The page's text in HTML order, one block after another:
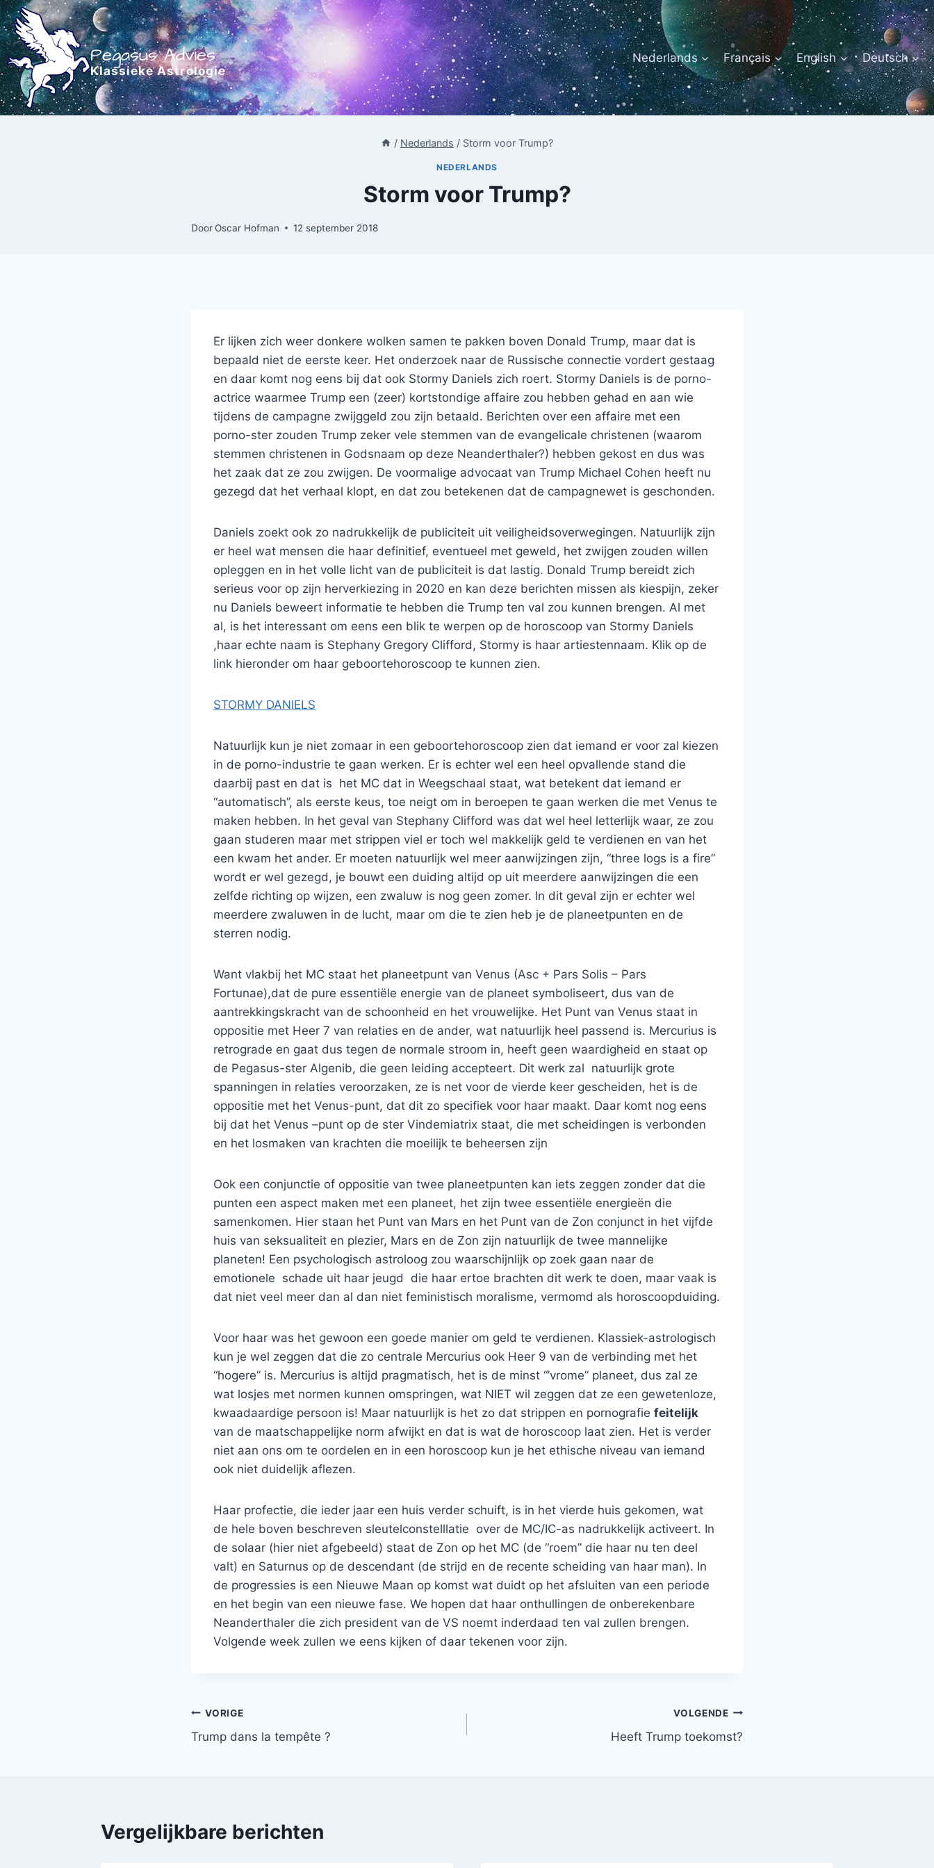
Doorgaan
naar
inhoud
Pegasus Advies
Klassieke Astrologie
Nederlands Français English Deutsch
/ Nederlands / Storm voor Trump?
NEDERLANDS
Storm voor Trump?
DoorOscar Hofman 12 september 2018
Er lijken zich weer donkere wolken samen te pakken boven Donald Trump, maar dat is
bepaald niet de eerste keer. Het onderzoek naar de Russische connectie vordert gestaag
en daar komt nog eens bij dat ook Stormy Daniels zich roert. Stormy Daniels is de porno-
actrice waarmee Trump een (zeer) kortstondige affaire zou hebben gehad en aan wie
tijdens de campagne zwijggeld zou zijn betaald. Berichten over een affaire met een
porno-ster zouden Trump zeker vele stemmen van de evangelicale christenen (waarom
stemmen christenen in Godsnaam op deze Neanderthaler?) hebben gekost en dus was
het zaak dat ze zou zwijgen. De voormalige advocaat van Trump Michael Cohen heeft nu
gezegd dat het verhaal klopt, en dat zou betekenen dat de campagnewet is geschonden.
Daniels zoekt ook zo nadrukkelijk de publiciteit uit veiligheidsoverwegingen. Natuurlijk zijn
er heel wat mensen die haar definitief, eventueel met geweld, het zwijgen zouden willen
opleggen en in het volle licht van de publiciteit is dat lastig. Donald Trump bereidt zich
serieus voor op zijn herverkiezing in 2020 en kan deze berichten missen als kiespijn, zeker
nu Daniels beweert informatie te hebben die Trump ten val zou kunnen brengen. Al met
al, is het interessant om eens een blik te werpen op de horoscoop van Stormy Daniels
,haar echte naam is Stephany Gregory Clifford, Stormy is haar artiestennaam. Klik op de
link hieronder om haar geboortehoroscoop te kunnen zien.
STORMY DANIELS
Natuurlijk kun je niet zomaar in een geboortehoroscoop zien dat iemand er voor zal kiezen
in de porno-industrie te gaan werken. Er is echter wel een heel opvallende stand die
daarbij past en dat is het MC dat in Weegschaal staat, wat betekent dat iemand er
“automatisch’’, als eerste keus, toe neigt om in beroepen te gaan werken die met Venus te
maken hebben. In het geval van Stephany Clifford was dat wel heel letterlijk waar, ze zou
gaan studeren maar met strippen viel er toch wel makkelijk geld te verdienen en van het
een kwam het ander. Er moeten natuurlijk wel meer aanwijzingen zijn, “three logs is a fire”
wordt er wel gezegd, je bouwt een duiding altijd op uit meerdere aanwijzingen die een
zelfde richting op wijzen, een zwaluw is nog geen zomer. In dit geval zijn er echter wel
meerdere zwaluwen in de lucht, maar om die te zien heb je de planeetpunten en de
sterren nodig.
Want vlakbij het MC staat het planeetpunt van Venus (Asc + Pars Solis – Pars
Fortunae),dat de pure essentiële energie van de planeet symboliseert, dus van de
aantrekkingskracht van de schoonheid en het vrouwelijke. Het Punt van Venus staat in
oppositie met Heer 7 van relaties en de ander, wat natuurlijk heel passend is. Mercurius is
retrograde en gaat dus tegen de normale stroom in, heeft geen waardigheid en staat op
de Pegasus-ster Algenib, die geen leiding accepteert. Dit werk zal natuurlijk grote
spanningen in relaties veroorzaken, ze is net voor de vierde keer gescheiden, het is de
oppositie met het Venus-punt, dat dit zo specifiek voor haar maakt. Daar komt nog eens
bij dat het Venus –punt op de ster Vindemiatrix staat, die met scheidingen is verbonden
en het losmaken van krachten die moeilijk te beheersen zijn
Ook een conjunctie of oppositie van twee planeetpunten kan iets zeggen zonder dat die
punten een aspect maken met een planeet, het zijn twee essentiële energieën die
samenkomen. Hier staan het Punt van Mars en het Punt van de Zon conjunct in het vijfde
huis van seksualiteit en plezier, Mars en de Zon zijn natuurlijk de twee mannelijke
planeten! Een psychologisch astroloog zou waarschijnlijk op zoek gaan naar de
emotionele schade uit haar jeugd die haar ertoe brachten dit werk te doen, maar vaak is
dat niet veel meer dan al dan niet feministisch moralisme, vermomd als horoscoopduiding.
Voor haar was het gewoon een goede manier om geld te verdienen. Klassiek-astrologisch
kun je wel zeggen dat die zo centrale Mercurius ook Heer 9 van de verbinding met het
“hogere” is. Mercurius is altijd pragmatisch, het is de minst “’vrome” planeet, dus zal ze
wat losjes met normen kunnen omspringen, wat NIET wil zeggen dat ze een gewetenloze,
kwaadaardige persoon is! Maar natuurlijk is het zo dat strippen en pornografie feitelijk
van de maatschappelijke norm afwijkt en dat is wat de horoscoop laat zien. Het is verder
niet aan ons om te oordelen en in een horoscoop kun je het ethische niveau van iemand
ook niet duidelijk aflezen.
Haar profectie, die ieder jaar een huis verder schuift, is in het vierde huis gekomen, wat
de hele boven beschreven sleutelconstelllatie over de MC/IC-as nadrukkelijk activeert. In
de solaar (hier niet afgebeeld) staat de Zon op het MC (de “roem” die haar nu ten deel
valt) en Saturnus op de descendant (de strijd en de recente scheiding van haar man). In
de progressies is een Nieuwe Maan op komst wat duidt op het afsluiten van een periode
en het begin van een nieuwe fase. We hopen dat haar onthullingen de onberekenbare
Neanderthaler die zich president van de VS noemt inderdaad ten val zullen brengen.
Volgende week zullen we eens kijken of daar tekenen voor zijn.
Bericht
navigatie
VORIGE
Trump dans la tempête ?
VOLGENDE
Heeft Trump toekomst?
Vergelijkbare berichten